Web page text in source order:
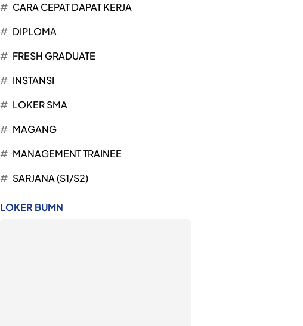
CARA CEPAT DAPAT KERJA
DIPLOMA
FRESH GRADUATE
INSTANSI
LOKER SMA
MAGANG
MANAGEMENT TRAINEE
SARJANA (S1/S2)
LOKER BUMN